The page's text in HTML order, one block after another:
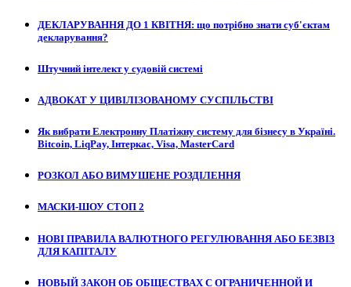
ДЕКЛАРУВАННЯ ДО 1 КВІТНЯ: що потрібно знати суб'єктам
декларування?
Штучний інтелект у судовій системі
АДВОКАТ У ЦИВІЛІЗОВАНОМУ СУСПІЛЬСТВІ
Як вибрати Електронну Платіжну систему для бізнесу в Україні.
Bitcoin, LiqPay, Інтеркас, Visa, MasterCard
РОЗКОЛ АБО ВИМУШЕНЕ РОЗДІЛЕННЯ
МАСКИ-ШОУ СТОП 2
НОВІ ПРАВИЛА ВАЛЮТНОГО РЕГУЛЮВАННЯ АБО БЕЗВІЗ
ДЛЯ КАПІТАЛУ
НОВЫЙ ЗАКОН ОБ ОБЩЕСТВАХ С ОГРАНИЧЕННОЙ И